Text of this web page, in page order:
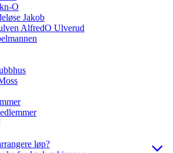
O
Jakob
AlfredO Ulverud
løp?